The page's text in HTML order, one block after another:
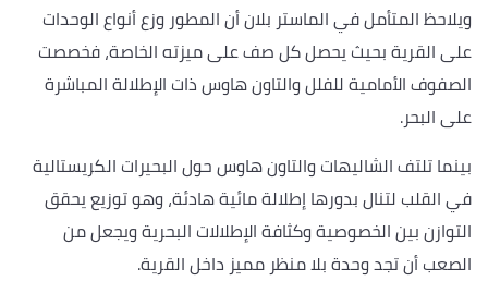
ويلاحظ المتأمل في الماستر بلان أن المطور وزع أنواع الوحدات
على القرية بحيث يحصل كل صف على ميزته الخاصة، فخصصت
الصفوف الأمامية للفلل والتاون هاوس ذات الإطلالة المباشرة
على البحر.
بينما تلتف الشاليهات والتاون هاوس حول البحيرات الكريستالية
في القلب لتنال بدورها إطلالة مائية هادئة، وهو توزيع يحقق
التوازن بين الخصوصية وكثافة الإطلالات البحرية ويجعل من
الصعب أن تجد وحدة بلا منظر مميز داخل القرية.